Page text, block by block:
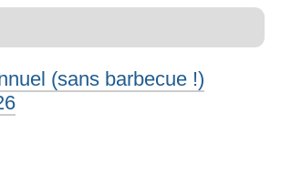
(sans barbecue !)